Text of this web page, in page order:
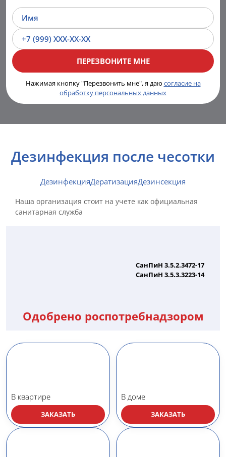
Нажимая кнопку "Перезвонить мне", я даю согласие на
обработку персональных данных
Дезинфекция после чесотки
ДезинфекцияДератизацияДезинсекция
Наша организация стоит на учете как официальная
санитарная служба
СанПиН 3.5.2.3472-17
СанПиН 3.5.3.3223-14
Одобрено роспотребнадзором
В квартире
ЗАКАЗАТЬ
В доме
ЗАКАЗАТЬ